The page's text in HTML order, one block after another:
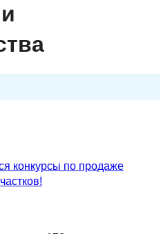
конкурсы по продаже